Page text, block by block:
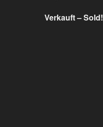
Verkauft – Sold!